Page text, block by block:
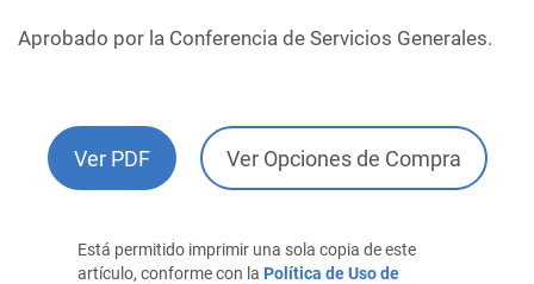
Aprobado por la Conferencia de Servicios Generales.
Ver PDF Ver Opciones de Compra
Está permitido imprimir una sola copia de este
artículo, conforme con la Política de Uso de